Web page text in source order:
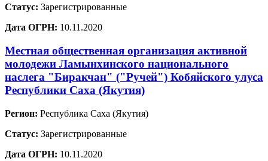
Статус: Зарегистрированные
Дата ОГРН: 10.11.2020
Местная общественная организация активной
молодежи Ламынхинского национального
наслега "Биракчан" ("Ручей") Кобяйского улуса
Республики Саха (Якутия)
Регион: Республика Саха (Якутия)
Статус: Зарегистрированные
Дата ОГРН: 10.11.2020